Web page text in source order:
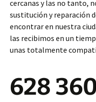
cercanas y las no tanto,
sustitución y reparación
encontrar en nuestra
las recibimos en un
unas totalmente
628